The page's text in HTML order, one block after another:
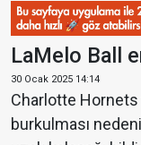
LaMelo Ball
30 Ocak 2025 14:14
Charlotte Hornets
burkulması